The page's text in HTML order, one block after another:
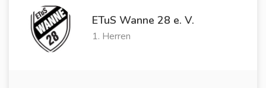
ETuS Wanne 28 e. V.
1. Herren